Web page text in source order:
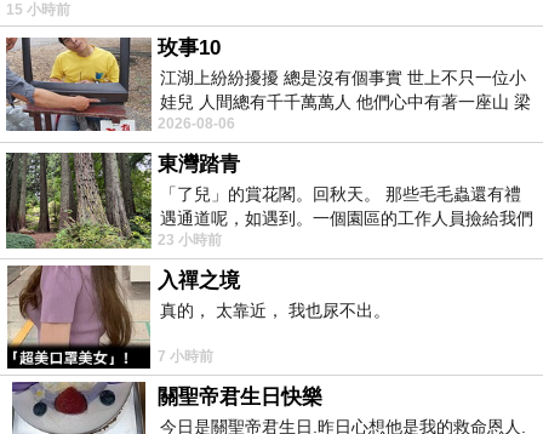
這兩首歌…
很有復古的味道，
有聽過林志穎那個年代歌曲的，
應該能理解～
聽到這兩首歌的旋律風格時，
15 小時前
玫事10
江湖上紛紛擾擾 總是沒有個事實 世上不只一位小
娃兒 人間總有千千萬萬人 他們心中有著一座山 梁
山佛山泰華衡恆嵩 一山之高
2026-08-06
東灣踏青
「了兒」的賞花閣。回秋天。 那些毛毛蟲還有禮
遇通道呢，如遇到。一個園區的工作人員撿給我們
細賞。
23 小時前
入禪之境
真的， 太靠近， 我也尿不出。
7 小時前
關聖帝君生日快樂
今日是關聖帝君生日.昨日心想他是我的救命恩人.